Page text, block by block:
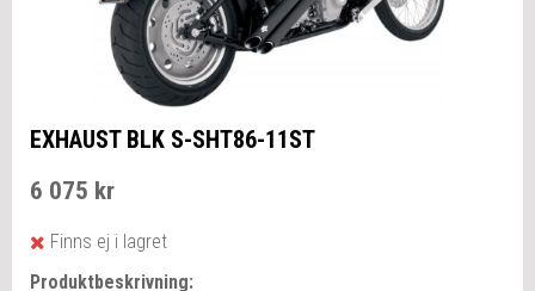
EXHAUST BLK S-SHT86-11ST
6 075 kr
Finns ej i lagret
Produktbeskrivning: